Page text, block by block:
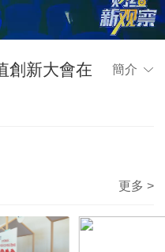
創新大會在
簡介
更多 >